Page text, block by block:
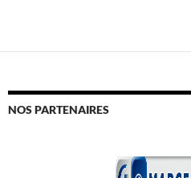
NOS PARTENAIRES